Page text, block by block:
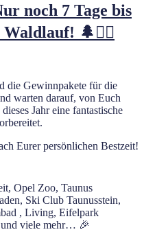
noch 7 Tage bis
🌲🏃‍♂️
die Gewinnpakete für die
warten darauf, von Euch
Jahr eine fantastische
Eurer persönlichen Bestzeit!
Opel Zoo, Taunus
Ski Club Taunusstein,
, Living, Eifelpark
viele mehr… 🎉